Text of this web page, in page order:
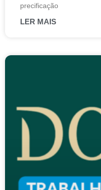
precificação
LER MAIS